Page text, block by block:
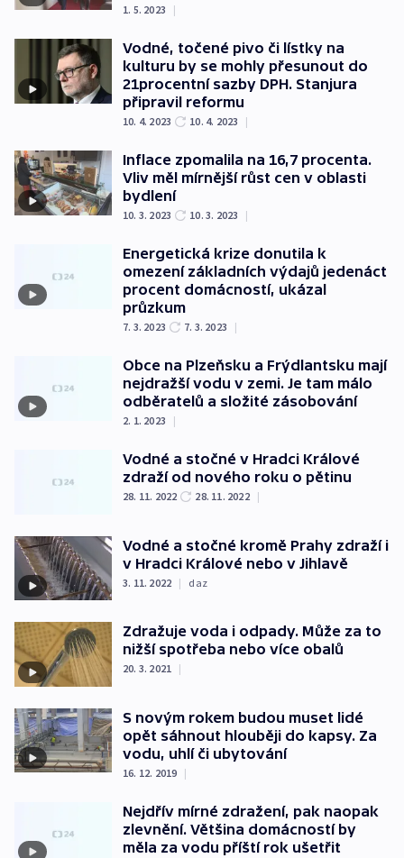
1. 5. 2023 |
Vodné, točené pivo či lístky na
kulturu by se mohly přesunout do
21procentní sazby DPH. Stanjura
připravil reformu
10. 4. 2023 10. 4. 2023 |
Inflace zpomalila na 16,7 procenta.
Vliv měl mírnější růst cen v oblasti
bydlení
10. 3. 2023 10. 3. 2023 |
Energetická krize donutila k
omezení základních výdajů jedenáct
procent domácností, ukázal
průzkum
7. 3. 2023 7. 3. 2023 |
Obce na Plzeňsku a Frýdlantsku mají
nejdražší vodu v zemi. Je tam málo
odběratelů a složité zásobování
2. 1. 2023 |
Vodné a stočné v Hradci Králové
zdraží od nového roku o pětinu
28. 11. 2022 28. 11. 2022 |
Vodné a stočné kromě Prahy zdraží i
v Hradci Králové nebo v Jihlavě
3. 11. 2022 | daz
Zdražuje voda i odpady. Může za to
nižší spotřeba nebo více obalů
20. 3. 2021 |
S novým rokem budou muset lidé
opět sáhnout hlouběji do kapsy. Za
vodu, uhlí či ubytování
16. 12. 2019 |
Nejdřív mírné zdražení, pak naopak
zlevnění. Většina domácností by
měla za vodu příští rok ušetřit